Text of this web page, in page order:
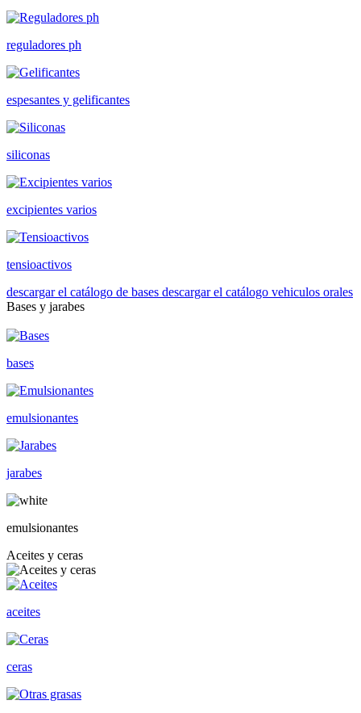
reguladores ph
espesantes y gelificantes
siliconas
excipientes varios
tensioactivos
descargar el catálogo de bases descargar el catálogo vehiculos orales
Bases y jarabes
bases
emulsionantes
jarabes
emulsionantes
Aceites y ceras
aceites
ceras